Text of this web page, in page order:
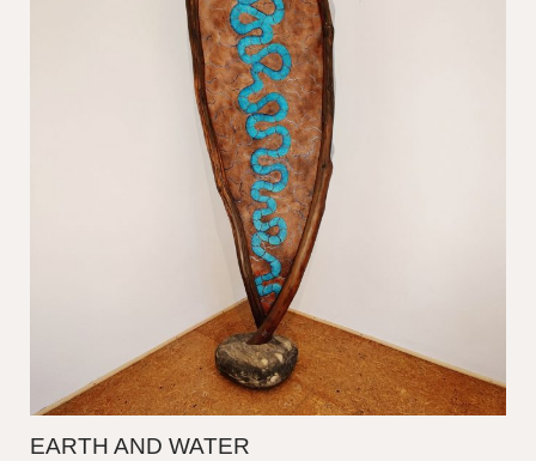
EARTH AND WATER